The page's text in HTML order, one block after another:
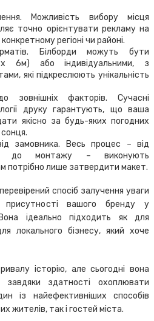
Можливість вибору місця
точно орієнтувати рекламу на
регіоні чи районі.
Білборди можуть бути
6м) або індивідуальними, з
які підкреслюють унікальність
зовнішніх факторів. Сучасні
друку гарантують, що ваша
якісно за будь-яких погодних
замовника. Весь процес – від
до монтажу – виконують
потрібно лише затвердити макет.
спосіб залучення уваги
вашого бренду у
ідеально підходить як для
локального бізнесу, який хоче
історію, але сьогодні вона
завдяки здатності охоплювати
із найефективніших способів
жителів, так і гостей міста.